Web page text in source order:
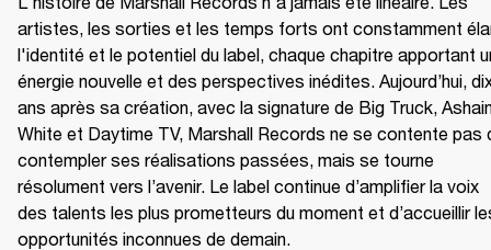
artistes, les sorties et les temps forts ont constamment
l'identité et le potentiel du label, chaque chapitre apportant
énergie nouvelle et des perspectives inédites. Aujourd’hui,
ans après sa création, avec la signature de Big Truck,
White et Daytime TV, Marshall Records ne se contente pas
contempler ses réalisations passées, mais se tourne
résolument vers l’avenir. Le label continue d’amplifier la voix
des talents les plus prometteurs du moment et d’accueillir
opportunités inconnues de demain.